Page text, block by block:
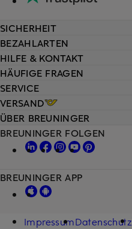
HILFE & KONTAKT
HÄUFIGE FRAGEN
SERVICE
VERSAND
SICHERHEIT
BEZAHLARTEN
ÜBER BREUNINGER
BREUNINGER FOLGEN
BREUNINGER APP
ImpressumDatenschutz